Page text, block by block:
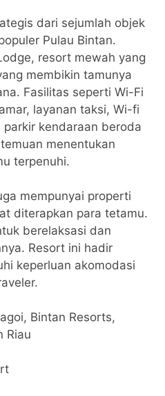
dari sejumlah objek
Pulau Bintan.
resort mewah yang
membikin tamunya
Fasilitas seperti Wi-Fi
layanan taksi, Wi-fi
kendaraan beroda
menentukan
terpenuhi.
mempunyai properti
diterapkan para tetamu.
berelaksasi dan
Resort ini hadir
keperluan akomodasi
Bintan Resorts,
Riau